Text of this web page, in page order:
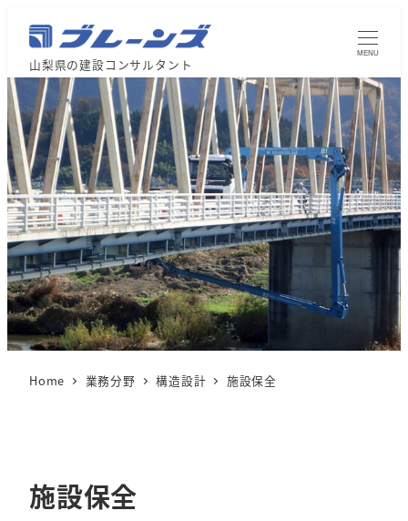
山梨県の建設コンサルタント
MENU
Home 業務分野 構造設計 施設保全
施設保全